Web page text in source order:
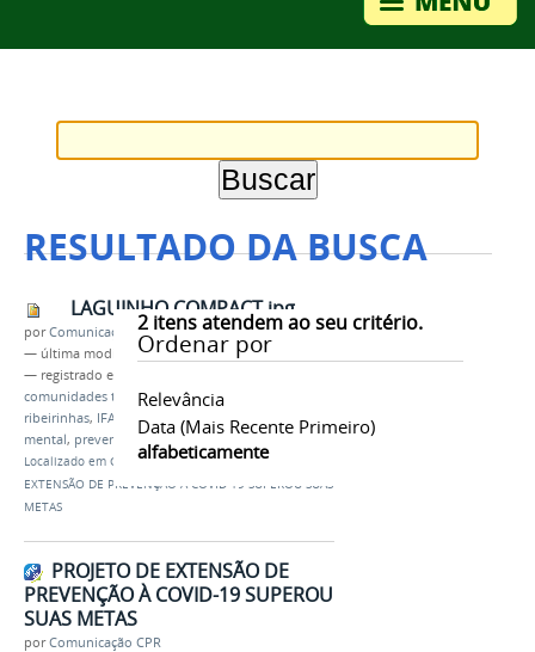
RESULTADO DA BUSCA
2itens atendem ao seu critério.
Ordenar por
Relevância
Data (mais Recente Primeiro)
alfabeticamente
LAGUINHO COMPACT.jpg
porComunicação CPR
— última modificação11/09/2020 16h53
— registrado em:
comunidades tradicionais,comunidades
ribeirinhas, IFAM campus Parintins
mental, prevenção ,promoção,sabão caseiro
Localizado em CAMPUS /…/Notícias/PROJETO DE
EXTENSÃO DE PREVENÇÃO À COVID-19 SUPEROU SUAS
METAS
PROJETO DE EXTENSÃO DE
PREVENÇÃO À COVID-19 SUPEROU
SUAS METAS
porComunicação CPR